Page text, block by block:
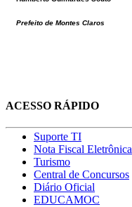
Prefeito de Montes Claros
ACESSO RÁPIDO
Suporte TI
Nota Fiscal Eletrônica
Turismo
Central de Concursos
Diário Oficial
EDUCAMOC